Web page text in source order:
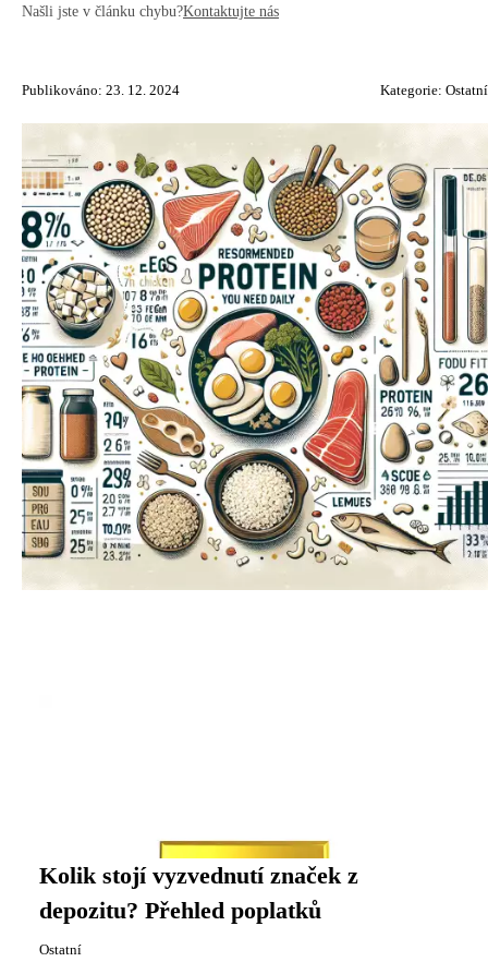
Našli jste v článku chybu?Kontaktujte nás
Publikováno: 23. 12. 2024 Kategorie: Ostatní
Kolik stojí vyzvednutí značek z
depozitu? Přehled poplatků
Ostatní